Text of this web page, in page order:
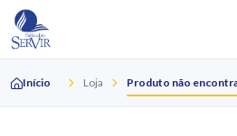
Início Loja Produto não